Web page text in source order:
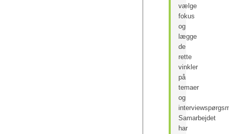
vælge
fokus
og
lægge
de
rette
vinkler
på
temaer
og
Samarbejdet
har